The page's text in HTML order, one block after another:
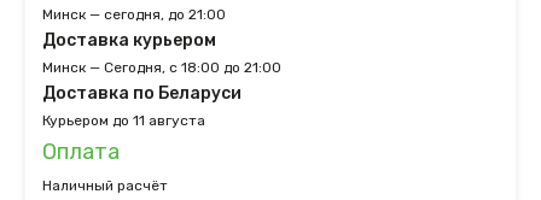
Минск — сегодня, до 21:00
Доставка курьером
Минск — Сегодня, с 18:00 до 21:00
Доставка по Беларуси
Курьером до 11 августа
Оплата
Наличный расчёт